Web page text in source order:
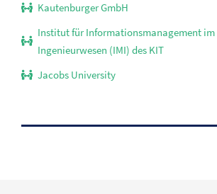
Kautenburger GmbH
Institut für Informationsmanagement im
Ingenieurwesen (IMI) des KIT
Jacobs University